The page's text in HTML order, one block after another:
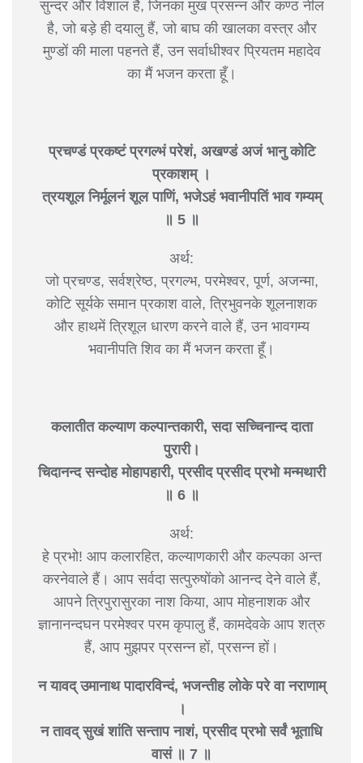
सुन्दर और विशाल हैं, जिनका मुख प्रसन्न और कण्ठ नील
है, जो बड़े ही दयालु हैं, जो बाघ की खालका वस्त्र और
मुण्डों की माला पहनते हैं, उन सर्वाधीश्वर प्रियतम महादेव
का मैं भजन करता हूँ।
प्रचण्डं प्रकष्टं प्रगल्भं परेशं, अखण्डं अजं भानु कोटि
प्रकाशम् ।
त्रयशूल निर्मूलनं शूल पाणिं, भजेऽहं भवानीपतिं भाव गम्यम्
॥ 5 ॥
अर्थ:
जो प्रचण्ड, सर्वश्रेष्ठ, प्रगल्भ, परमेश्वर, पूर्ण, अजन्मा,
कोटि सूर्यके समान प्रकाश वाले, त्रिभुवनके शूलनाशक
और हाथमें त्रिशूल धारण करने वाले हैं, उन भावगम्य
भवानीपति शिव का मैं भजन करता हूँ।
कलातीत कल्याण कल्पान्तकारी, सदा सच्चिनान्द दाता
पुरारी।
चिदानन्द सन्दोह मोहापहारी, प्रसीद प्रसीद प्रभो मन्मथारी
॥ 6 ॥
अर्थ:
हे प्रभो! आप कलारहित, कल्याणकारी और कल्पका अन्त
करनेवाले हैं। आप सर्वदा सत्पुरुषोंको आनन्द देने वाले हैं,
आपने त्रिपुरासुरका नाश किया, आप मोहनाशक और
ज्ञानानन्दघन परमेश्वर परम कृपालु हैं, कामदेवके आप शत्रु
हैं, आप मुझपर प्रसन्न हों, प्रसन्न हों।
न यावद् उमानाथ पादारविन्दं, भजन्तीह लोके परे वा नराणाम्
।
न तावद् सुखं शांति सन्ताप नाशं, प्रसीद प्रभो सर्वं भूताधि
वासं ॥ 7 ॥